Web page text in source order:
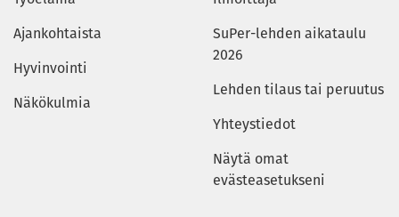
Ajankohtaista
Hyvinvointi
Näkökulmia
SuPer-lehden aikataulu
2026
Lehden tilaus tai peruutus
Yhteystiedot
Näytä omat
evästeasetukseni